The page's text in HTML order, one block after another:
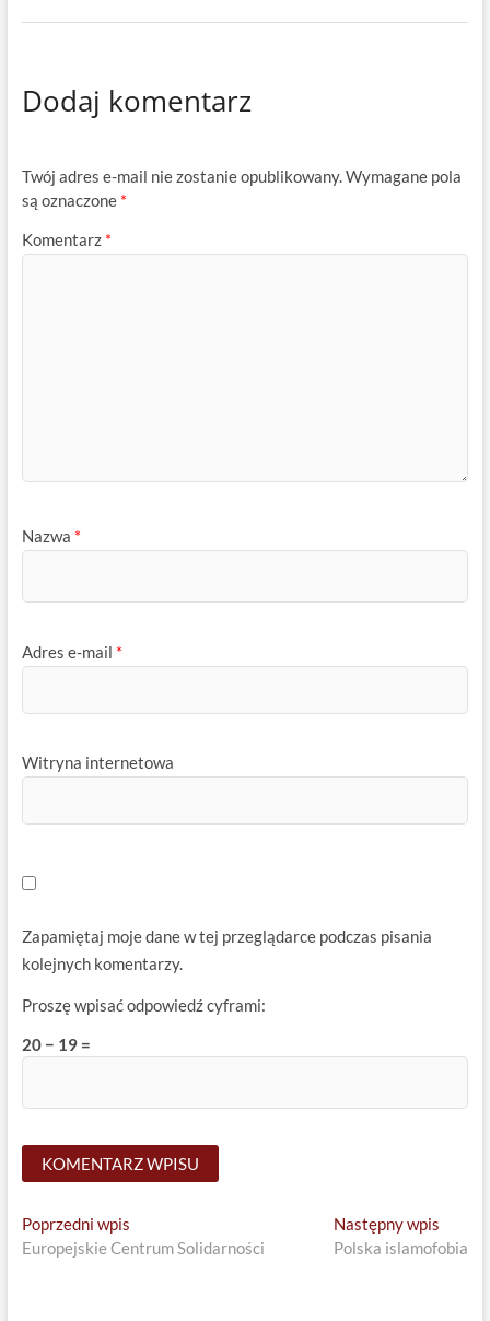
Dodaj komentarz
Twój adres e-mail nie zostanie opublikowany.Wymagane pola
są oznaczone *
Komentarz *
Nazwa *
Adres e-mail *
Witryna internetowa
Zapamiętaj moje dane w tej przeglądarce podczas pisania
kolejnych komentarzy.
Proszę wpisać odpowiedź cyframi:
20 − 19 =
Nawigacja
wpisu
Poprzedni wpisPrevious
post:
Europejskie Centrum Solidarności
Następny wpis
post:
Polska islamofobia